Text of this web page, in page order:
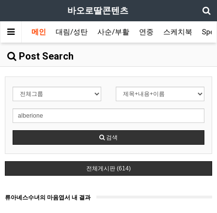
바오로딸콘텐츠
메인 대림/성탄 사순/부활 연중 스케치북
Post Search
검색
전체게시판 (614)
류아녜스수녀의 마음엽서 내 결과